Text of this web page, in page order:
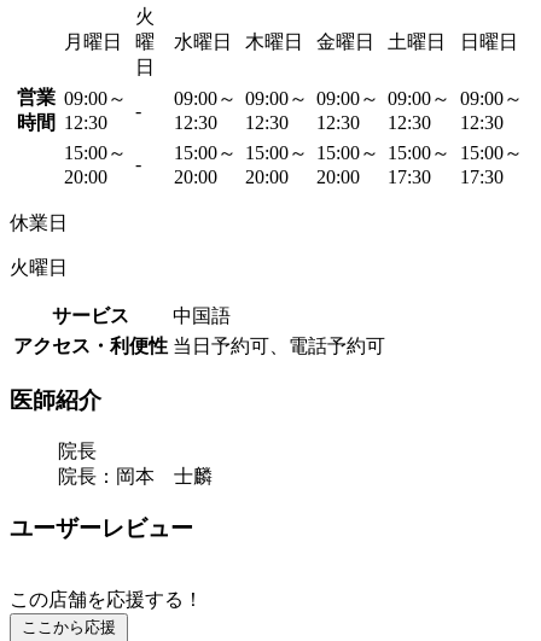
月曜日
火
曜
日
水曜日 木曜日 金曜日 土曜日 日曜日
営業
時間
09:00～
12:30
-
09:00～
12:30
09:00～
12:30
09:00～
12:30
09:00～
12:30
09:00～
12:30
15:00～
20:00
-
15:00～
20:00
15:00～
20:00
15:00～
20:00
15:00～
17:30
15:00～
17:30
休業日
火曜日
サービス
中国語
アクセス・利便性 当日予約可、電話予約可
医師紹介
院長
院長：岡本 士麟
ユーザーレビュー
この店舗を応援する！
ここから応援